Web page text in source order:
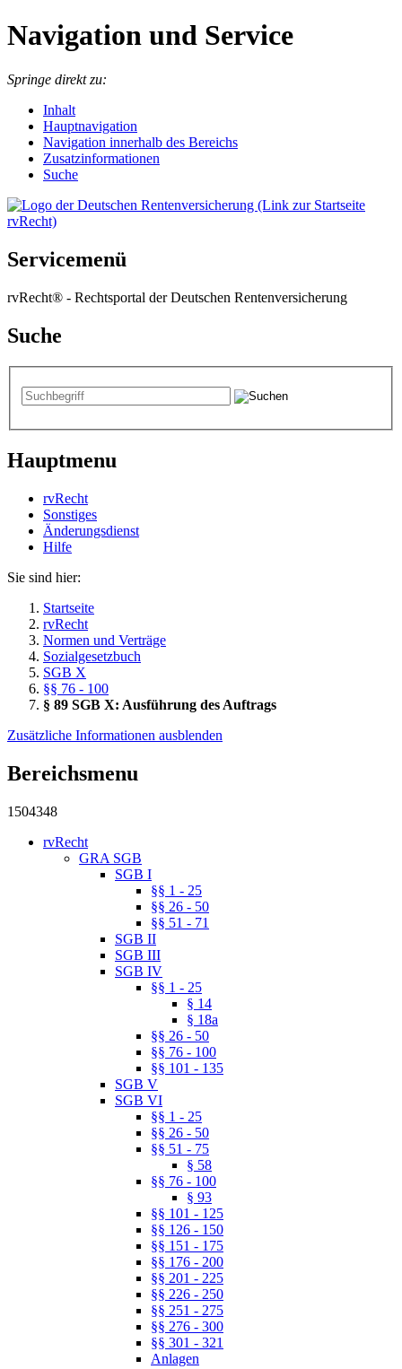
Navigation und Service
Springe direkt zu:
Inhalt
Hauptnavigation
Navigation innerhalb des Bereichs
Zusatzinformationen
Suche
Servicemenü
rvRecht® - Rechtsportal der Deutschen Rentenversicherung
Suche
Hauptmenu
rvRecht
Sonstiges
Änderungsdienst
Hil­fe
Sie sind hier:
Startseite
rvRecht
Normen und Verträge
Sozialgesetzbuch
SGB X
§§ 76 - 100
§ 89 SGB X: Ausführung des Auftrags
Zusätzliche Informationen ausblenden
Bereichsmenu
1504348
rvRecht
GRA SGB
SGB I
§§ 1 - 25
§§ 26 - 50
§§ 51 - 71
SGB II
SGB III
SGB IV
§§ 1 - 25
§ 14
§ 18a
§§ 26 - 50
§§ 76 - 100
§§ 101 - 135
SGB V
SGB VI
§§ 1 - 25
§§ 26 - 50
§§ 51 - 75
§ 58
§§ 76 - 100
§ 93
§§ 101 - 125
§§ 126 - 150
§§ 151 - 175
§§ 176 - 200
§§ 201 - 225
§§ 226 - 250
§§ 251 - 275
§§ 276 - 300
§§ 301 - 321
Anlagen